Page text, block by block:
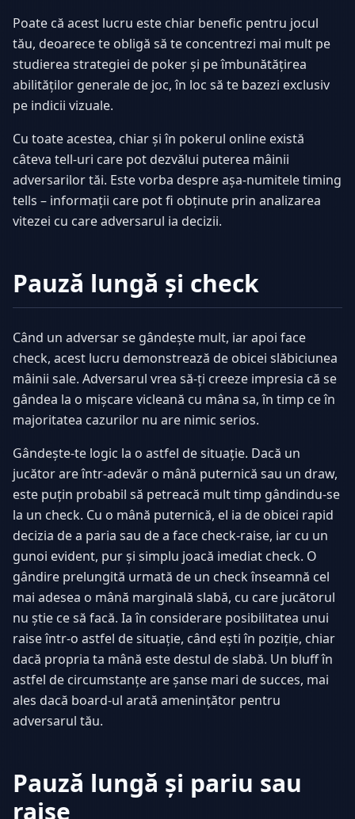
Poate că acest lucru este chiar benefic pentru jocul
tău, deoarece te obligă să te concentrezi mai mult pe
studierea strategiei de poker și pe îmbunătățirea
abilităților generale de joc, în loc să te bazezi exclusiv
pe indicii vizuale.
Cu toate acestea, chiar și în pokerul online există
câteva tell-uri care pot dezvălui puterea mâinii
adversarilor tăi. Este vorba despre așa-numitele timing
tells – informații care pot fi obținute prin analizarea
vitezei cu care adversarul ia decizii.
Pauză lungă și check
Când un adversar se gândește mult, iar apoi face
check, acest lucru demonstrează de obicei slăbiciunea
mâinii sale. Adversarul vrea să-ți creeze impresia că se
gândea la o mișcare vicleană cu mâna sa, în timp ce în
majoritatea cazurilor nu are nimic serios.
Gândește-te logic la o astfel de situație. Dacă un
jucător are într-adevăr o mână puternică sau un draw,
este puțin probabil să petreacă mult timp gândindu-se
la un check. Cu o mână puternică, el ia de obicei rapid
decizia de a paria sau de a face check-raise, iar cu un
gunoi evident, pur și simplu joacă imediat check. O
gândire prelungită urmată de un check înseamnă cel
mai adesea o mână marginală slabă, cu care jucătorul
nu știe ce să facă. Ia în considerare posibilitatea unui
raise într-o astfel de situație, când ești în poziție, chiar
dacă propria ta mână este destul de slabă. Un bluff în
astfel de circumstanțe are șanse mari de succes, mai
ales dacă board-ul arată amenințător pentru
adversarul tău.
Pauză lungă și pariu sau
raise